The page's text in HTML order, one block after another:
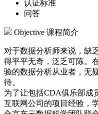
认证标准
问答
Objective 课程简介
对于数据分析师来说，缺
得平平无奇，泛乏可陈。
验的数据分析从业者，无
待。
为了让包括CDA俱乐部成
互联网公司的项目经验，